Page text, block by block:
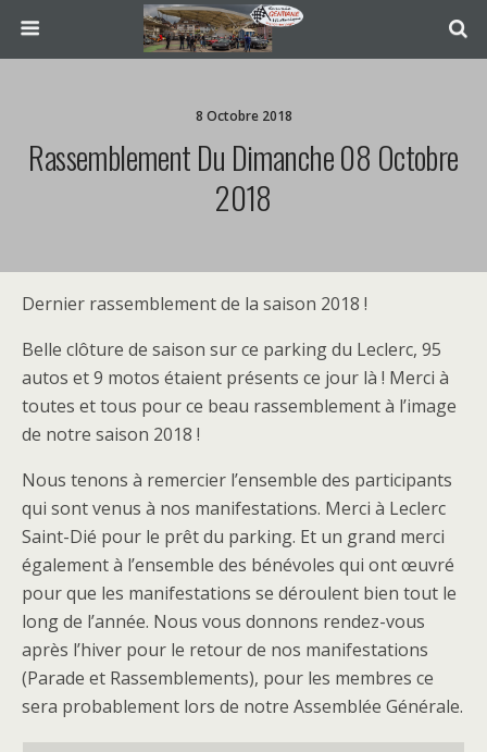
8 Octobre 2018
Rassemblement Du Dimanche 08 Octobre
2018
Dernier rassemblement de la saison 2018 !
Belle clôture de saison sur ce parking du Leclerc, 95
autos et 9 motos étaient présents ce jour là ! Merci à
toutes et tous pour ce beau rassemblement à l’image
de notre saison 2018 !
Nous tenons à remercier l’ensemble des participants
qui sont venus à nos manifestations. Merci à Leclerc
Saint-Dié pour le prêt du parking. Et un grand merci
également à l’ensemble des bénévoles qui ont œuvré
pour que les manifestations se déroulent bien tout le
long de l’année. Nous vous donnons rendez-vous
après l’hiver pour le retour de nos manifestations
(Parade et Rassemblements), pour les membres ce
sera probablement lors de notre Assemblée Générale.